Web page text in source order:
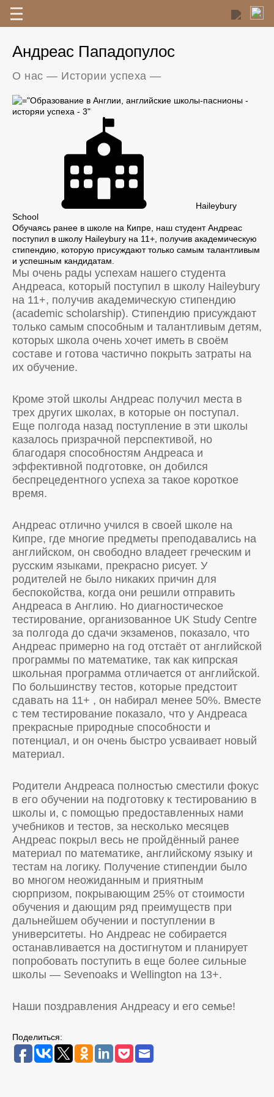
Андреас Папaдопулос
О нас — Истории успеха —
Haileybury
School
Обучаясь ранее в школе на Кипре, наш студент Андреас
поступил в школу Haileybury на 11+, получив академическую
стипендию, которую присуждают только самым талантливым
и успешным кандидатам.
Мы очень рады успехам нашего студента
Андреаса, который поступил в школу Haileybury
на 11+, получив академическую стипендию
(academic scholarship). Стипендию присуждают
только самым способным и талантливым детям,
которых школа очень хочет иметь в своём
составе и готова частично покрыть затраты на
их обучение.
Кроме этой школы Андреас получил места в
трех других школах, в которые он поступал.
Еще полгода назад поступление в эти школы
казалось призрачной перспективой, но
благодаря способностям Андреаса и
эффективной подготовке, он добился
беспрецедентного успеха за такое короткое
время.
Андреас отлично учился в своей школе на
Кипре, где многие предметы преподавались на
английском, он свободно владеет греческим и
русским языками, прекрасно рисует. У
родителей не было никаких причин для
беспокойства, когда они решили отправить
Андреаса в Англию. Но диагностическое
тестирование, организованное UK Study Centre
за полгода до сдачи экзаменов, показало, что
Андреас примерно на год отстаёт от английской
программы по математике, так как кипрская
школьная программа отличается от английской.
По большинству тестов, которые предстоит
сдавать на 11+ , он набирал менее 50%. Вместе
с тем тестирование показало, что у Андреаса
прекрасные природные способности и
потенциал, и он очень быстро усваивает новый
материал.
Родители Андреаса полностью сместили фокус
в его обучении на подготовку к тестированию в
школы и, с помощью предоставленных нами
учебников и тестов, за несколько месяцев
Андреас покрыл весь не пройдённый ранее
материал по математике, английскому языку и
тестам на логику. Получение стипендии было
во многом неожиданным и приятным
сюрпризом, покрывающим 25% от стоимости
обучения и дающим ряд преимуществ при
дальнейшем обучении и поступлении в
университеты. Но Андреас не собирается
останавливается на достигнутом и планирует
попробовать поступить в еще более сильные
школы — Sevenoaks и Wellington на 13+.
Наши поздравления Андреасу и его семье!
Поделиться: